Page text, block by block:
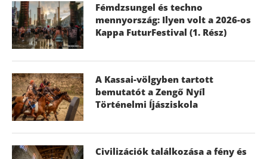
Fémdzsungel és techno
mennyország: Ilyen volt a 2026-os
Kappa FuturFestival (1. Rész)
A Kassai-völgyben tartott
bemutatót a Zengő Nyíl
Történelmi Íjásziskola
Civilizációk találkozása a fény és